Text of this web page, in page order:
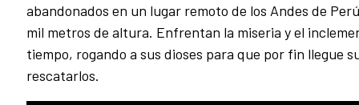
abandonados en un lugar remoto de los Andes de
mil metros de altura. Enfrentan la miseria y el
tiempo, rogando a sus dioses para que por fin llegue
rescatarlos.